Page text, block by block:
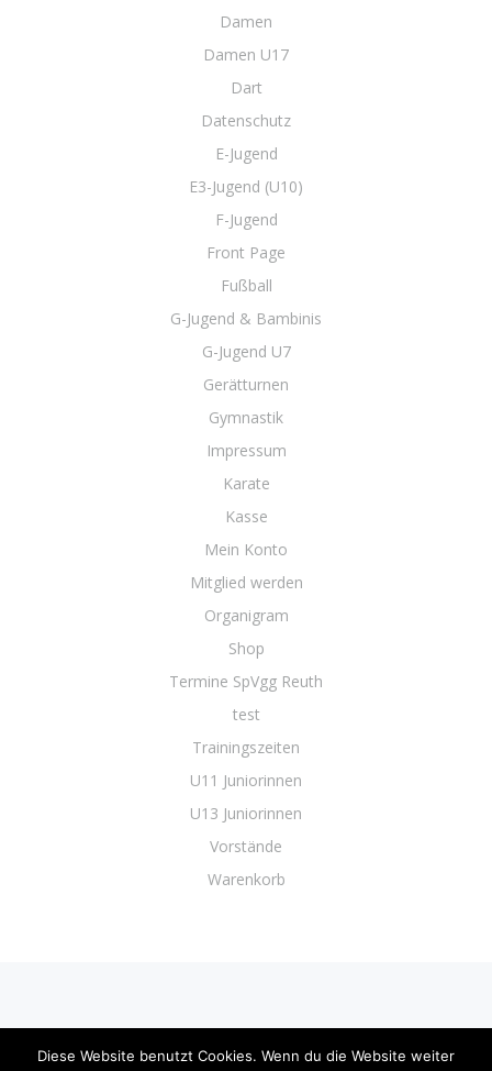
Damen
Damen U17
Dart
Datenschutz
E-Jugend
E3-Jugend (U10)
F-Jugend
Front Page
Fußball
G-Jugend & Bambinis
G-Jugend U7
Gerätturnen
Gymnastik
Impressum
Karate
Kasse
Mein Konto
Mitglied werden
Organigram
Shop
Termine SpVgg Reuth
test
Trainingszeiten
U11 Juniorinnen
U13 Juniorinnen
Vorstände
Warenkorb
Diese Website benutzt Cookies. Wenn du die Website weiter